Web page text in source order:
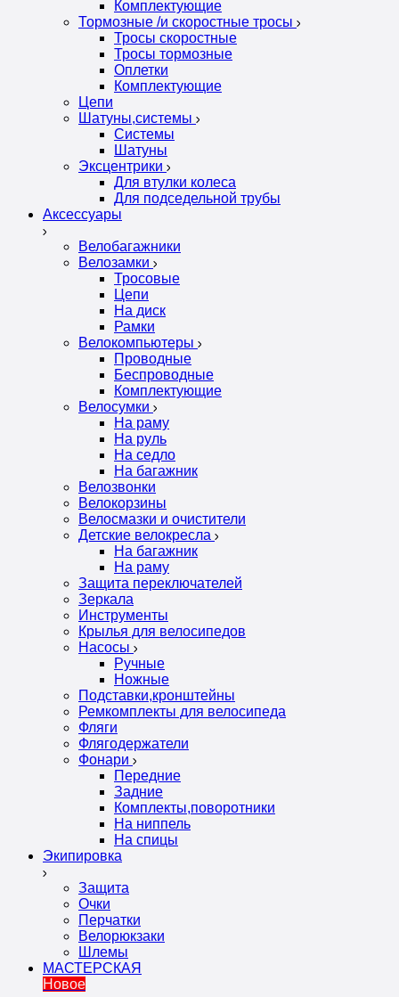
Комплектующие
Тормозные /и скоростные тросы
Тросы скоростные
Тросы тормозные
Оплетки
Комплектующие
Цепи
Шатуны,системы
Системы
Шатуны
Эксцентрики
Для втулки колеса
Для подседельной трубы
Аксессуары
Велобагажники
Велозамки
Тросовые
Цепи
На диск
Рамки
Велокомпьютеры
Проводные
Беспроводные
Комплектующие
Велосумки
На раму
На руль
На седло
На багажник
Велозвонки
Велокорзины
Велосмазки и очистители
Детские велокресла
На багажник
На раму
Защита переключателей
Зеркала
Инструменты
Крылья для велосипедов
Насосы
Ручные
Ножные
Подставки,кронштейны
Ремкомплекты для велосипеда
Фляги
Флягодержатели
Фонари
Передние
Задние
Комплекты,поворотники
На ниппель
На спицы
Экипировка
Защита
Очки
Перчатки
Велорюкзаки
Шлемы
МАСТЕРСКАЯ
Новое